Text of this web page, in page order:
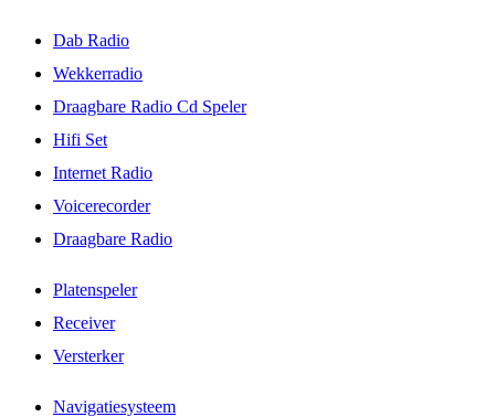
Dab Radio
Wekkerradio
Draagbare Radio Cd Speler
Hifi Set
Internet Radio
Voicerecorder
Draagbare Radio
Platenspeler
Receiver
Versterker
Navigatiesysteem